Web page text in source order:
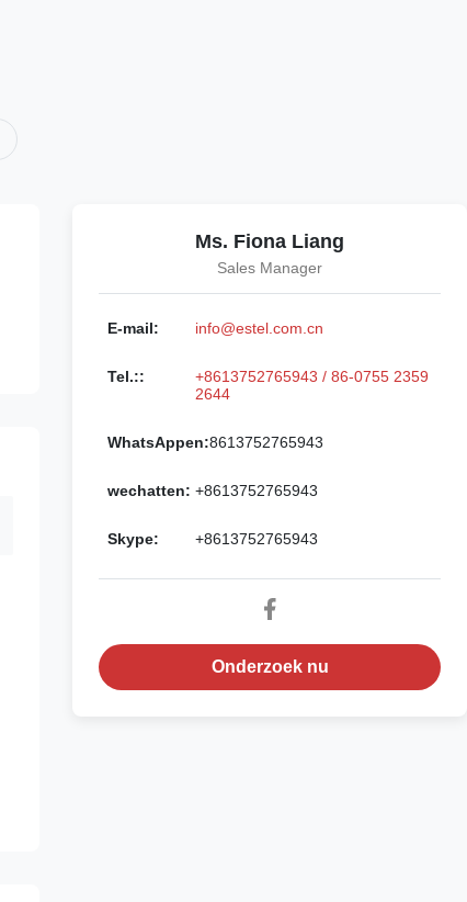
Ms. Fiona Liang
Sales Manager
E-mail: info@estel.com.cn
Tel.::
+8613752765943 / 86-0755 2359
2644
WhatsAppen:8613752765943
wechatten: +8613752765943
Skype: +8613752765943
Onderzoek nu